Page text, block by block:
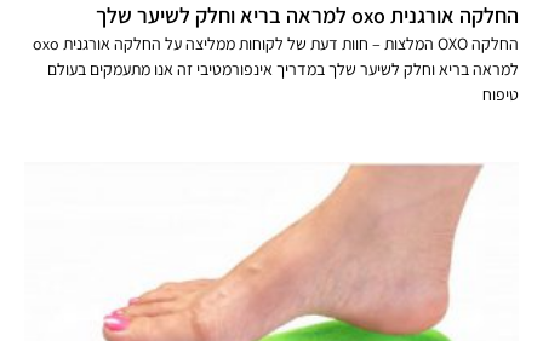
החלקה אורגנית oxo למראה בריא וחלק לשיער שלך
החלקה OXO המלצות – חוות דעת של לקוחות ממליצה על החלקה אורגנית oxo
למראה בריא וחלק לשיער שלך במדריך אינפורמטיבי זה אנו מתעמקים בעולם
טיפוח